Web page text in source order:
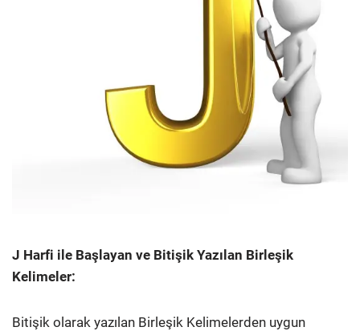
J Harfi ile Başlayan ve Bitişik Yazılan Birleşik
Kelimeler:
Bitişik olarak yazılan Birleşik Kelimelerden uygun